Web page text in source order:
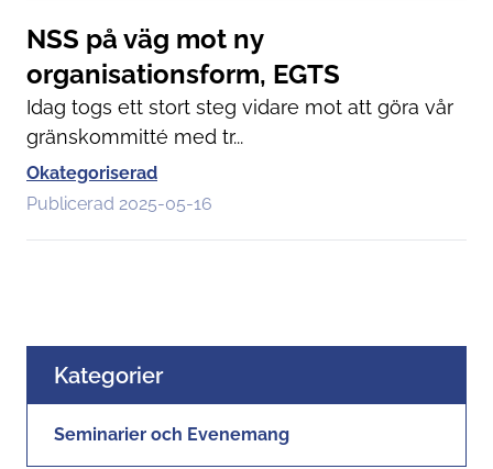
NSS på väg mot ny
organisationsform, EGTS
Idag togs ett stort steg vidare mot att göra vår
gränskommitté med tr...
Okategoriserad
Publicerad 2025-05-16
Kategorier
Seminarier och Evenemang